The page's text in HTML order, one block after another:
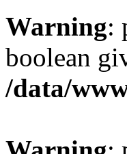
Warning:
boolean
/data/